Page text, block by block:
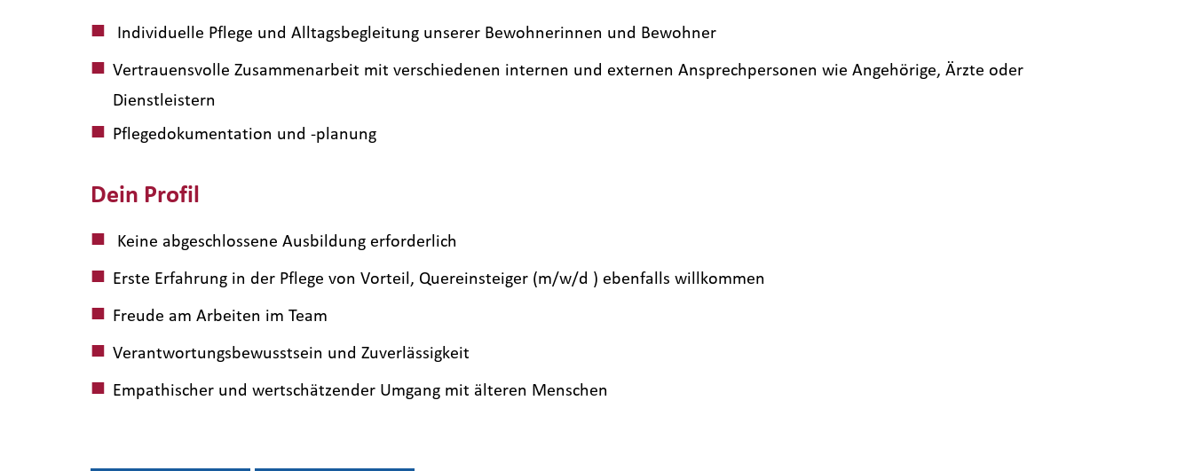
Individuelle Pflege und Alltagsbegleitung unserer Bewohnerinnen und Bewohner
Vertrauensvolle Zusammenarbeit mit verschiedenen internen und externen Ansprechpersonen wie Angehörige, Ärzte oder
Dienstleistern
Pflegedokumentation und -planung
Dein Profil
Keine abgeschlossene Ausbildung erforderlich
Erste Erfahrung in der Pflege von Vorteil, Quereinsteiger (m/w/d ) ebenfalls willkommen
Freude am Arbeiten im Team
Verantwortungsbewusstsein und Zuverlässigkeit
Empathischer und wertschätzender Umgang mit älteren Menschen